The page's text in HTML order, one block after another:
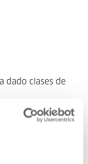
dado clases de